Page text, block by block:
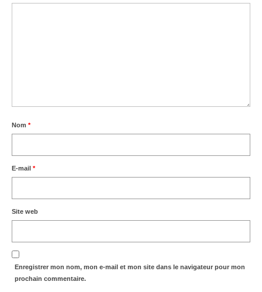
Nom *
E-mail *
Site web
Enregistrer mon nom, mon e-mail et mon site dans le navigateur pour mon
prochain commentaire.